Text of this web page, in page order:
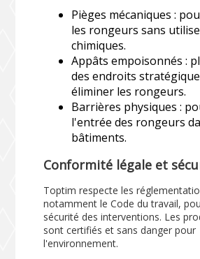
Pièges mécaniques :
les rongeurs sans
chimiques.
Appâts empoisonnés :
des endroits
éliminer les rongeurs.
Barrières physiques :
l'entrée des rongeurs
bâtiments.
Conformité légale et
Toptim respecte les
notamment le Code du travail,
sécurité des interventions. Les
sont certifiés et sans danger pour
l'environnement.